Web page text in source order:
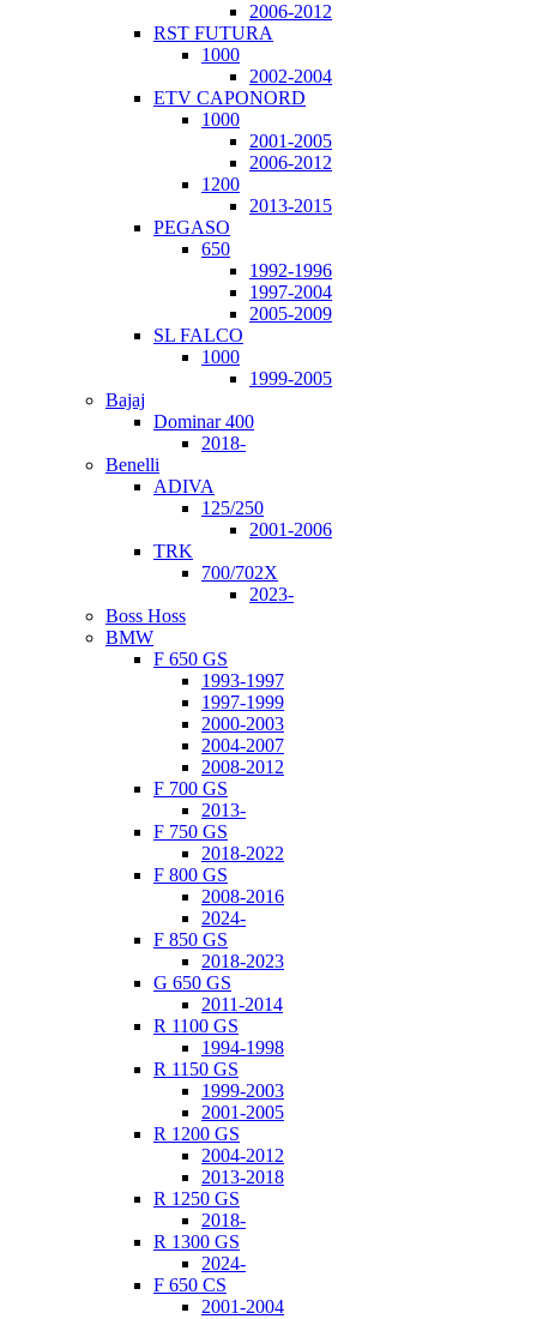
2006-2012
RST FUTURA
1000
2002-2004
ETV CAPONORD
1000
2001-2005
2006-2012
1200
2013-2015
PEGASO
650
1992-1996
1997-2004
2005-2009
SL FALCO
1000
1999-2005
Bajaj
Dominar 400
2018-
Benelli
ADIVA
125/250
2001-2006
TRK
700/702X
2023-
Boss Hoss
BMW
F 650 GS
1993-1997
1997-1999
2000-2003
2004-2007
2008-2012
F 700 GS
2013-
F 750 GS
2018-2022
F 800 GS
2008-2016
2024-
F 850 GS
2018-2023
G 650 GS
2011-2014
R 1100 GS
1994-1998
R 1150 GS
1999-2003
2001-2005
R 1200 GS
2004-2012
2013-2018
R 1250 GS
2018-
R 1300 GS
2024-
F 650 CS
2001-2004